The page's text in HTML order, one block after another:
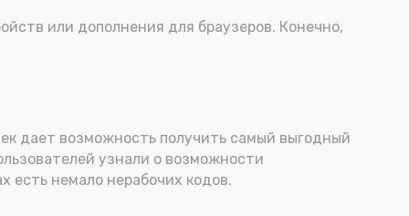
или дополнения для браузеров. Конечно,
дает возможность получить самый выгодный
узнали о возможности
есть немало нерабочих кодов.